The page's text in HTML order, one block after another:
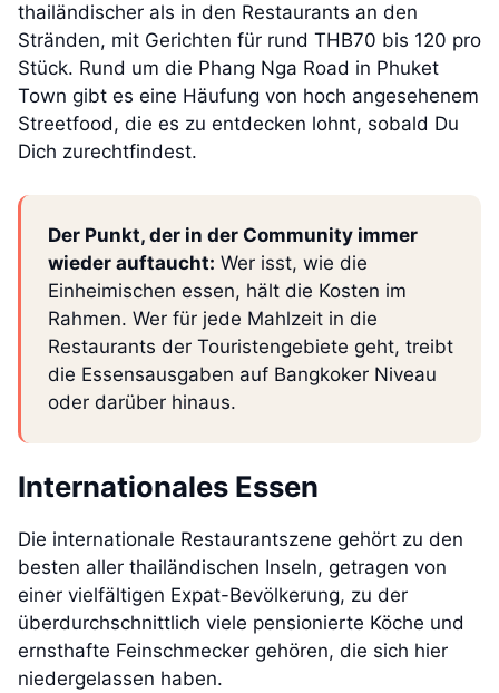
thailändischer als in den Restaurants an den
Stränden, mit Gerichten für rund THB70 bis 120 pro
Stück. Rund um die Phang Nga Road in Phuket
Town gibt es eine Häufung von hoch angesehenem
Streetfood, die es zu entdecken lohnt, sobald Du
Dich zurechtfindest.
Der Punkt, der in der Community immer
wieder auftaucht: Wer isst, wie die
Einheimischen essen, hält die Kosten im
Rahmen. Wer für jede Mahlzeit in die
Restaurants der Touristengebiete geht, treibt
die Essensausgaben auf Bangkoker Niveau
oder darüber hinaus.
Internationales Essen
Die internationale Restaurantszene gehört zu den
besten aller thailändischen Inseln, getragen von
einer vielfältigen Expat-Bevölkerung, zu der
überdurchschnittlich viele pensionierte Köche und
ernsthafte Feinschmecker gehören, die sich hier
niedergelassen haben.